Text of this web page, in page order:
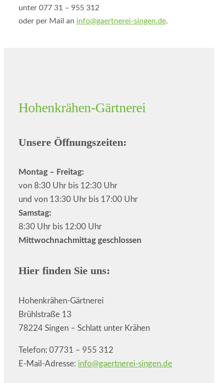
unter 077 31 – 955 312
oder per Mail an info@gaertnerei-singen.de.
Hohenkrähen-Gärtnerei
Unsere Öffnungszeiten:
Montag – Freitag:
von 8:30 Uhr bis 12:30 Uhr
und von 13:30 Uhr bis 17:00 Uhr
Samstag:
8:30 Uhr bis 12:00 Uhr
Mittwochnachmittag geschlossen
Hier finden Sie uns:
Hohenkrähen-Gärtnerei
Brühlstraße 13
78224 Singen – Schlatt unter Krähen
Telefon: 07731 – 955 312
E-Mail-Adresse: info@gaertnerei-singen.de